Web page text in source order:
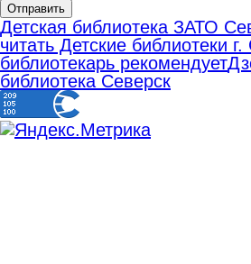
Отправить
Детская библиотека ЗАТО
читать Детские библиотеки
библиотекарь рекомендует
библиотека Северск